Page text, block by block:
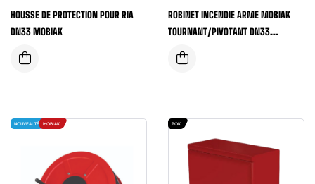
HOUSSE DE PROTECTION POUR RIA
DN33 MOBIAK
ROBINET INCENDIE ARME MOBIAK
TOURNANT/PIVOTANT DN33
LONGUEUR 30 METRES
NOUVEAUTÉ MOBIAK POK